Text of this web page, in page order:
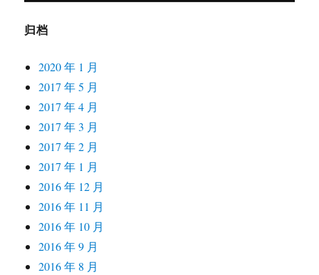
归档
2020 年 1 月
2017 年 5 月
2017 年 4 月
2017 年 3 月
2017 年 2 月
2017 年 1 月
2016 年 12 月
2016 年 11 月
2016 年 10 月
2016 年 9 月
2016 年 8 月